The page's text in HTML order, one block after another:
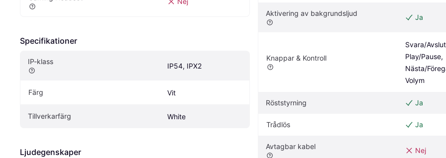
Specifikationer
IP-klass
IP54, IPX2
Färg Vit
Tillverkarfärg White
Ljudegenskaper
Aktivering av bakgrundsljud Ja
Knappar & Kontroll
Svara/
Play/Pause,
Nästa/
Volym
Röststyrning Ja
Trådlös Ja
Avtagbar kabel Nej